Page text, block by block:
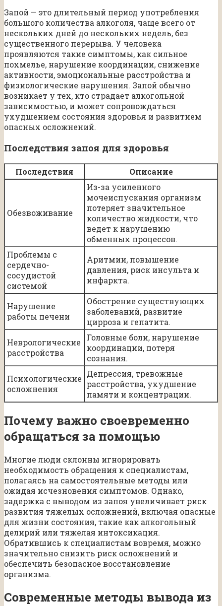
Запой — это длительный период употребления
большого количества алкоголя, чаще всего от
нескольких дней до нескольких недель, без
существенного перерыва. У человека
проявляются такие симптомы, как сильное
похмелье, нарушение координации, снижение
активности, эмоциональные расстройства и
физиологические нарушения. Запой обычно
возникает у тех, кто страдает алкогольной
зависимостью, и может сопровождаться
ухудшением состояния здоровья и развитием
опасных осложнений.
Последствия запоя для здоровья
Последствия Описание
Обезвоживание
Из-за усиленного
мочеиспускания организм
потеряет значительное
количество жидкости, что
ведет к нарушению
обменных процессов.
Проблемы с
сердечно-
сосудистой
системой
Аритмии, повышение
давления, риск инсульта и
инфаркта.
Нарушение
работы печени
Обострение существующих
заболеваний, развитие
цирроза и гепатита.
Неврологические
расстройства
Головные боли, нарушение
координации, потеря
сознания.
Психологические
осложнения
Депрессия, тревожные
расстройства, ухудшение
памяти и концентрации.
Почему важно своевременно
обращаться за помощью
Многие люди склонны игнорировать
необходимость обращения к специалистам,
полагаясь на самостоятельные методы или
ожидая исчезновения симптомов. Однако,
задержка с выводом из запоя увеличивает риск
развития тяжелых осложнений, включая опасные
для жизни состояния, такие как алкогольный
делирий или тяжелая интоксикация.
Обратившись к специалистам вовремя, можно
значительно снизить риск осложнений и
обеспечить безопасное восстановление
организма.
Современные методы вывода из